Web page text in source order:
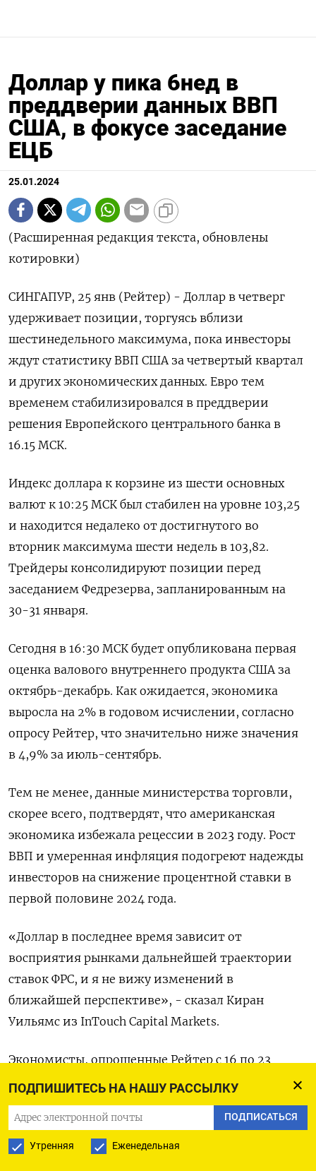
ПОДПИШИТЕСЬ НА НАШУ РАССЫЛКУ
ПОДПИСАТЬСЯ
Утренняя Еженедельная
Доллар у пика 6нед в
преддверии данных ВВП
США, в фокусе заседание
ЕЦБ
25.01.2024
(Расширенная редакция текста, обновлены
котировки)
СИНГАПУР, 25 янв (Рейтер) - Доллар в четверг
удерживает позиции, торгуясь вблизи
шестинедельного максимума, пока инвесторы
ждут статистику ВВП США за четвертый квартал
и других экономических данных. Евро тем
временем стабилизировался в преддверии
решения Европейского центрального банка в
16.15 МСК.
Индекс доллара к корзине из шести основных
валют к 10:25 МСК был стабилен на уровне 103,25​
и находится недалеко от достигнутого во
вторник максимума шести недель в 103,82.
Трейдеры консолидируют позиции перед
заседанием Федрезерва, запланированным на
30-31 января.
Сегодня в 16:30 МСК будет опубликована первая
оценка валового внутреннего продукта США за
октябрь-декабрь. Как ожидается, экономика
выросла на 2% в годовом исчислении, согласно
опросу Рейтер, что значительно ниже значения
в 4,9% за июль-сентябрь.
Тем не менее, данные министерства торговли,
скорее всего, подтвердят, что американская
экономика избежала рецессии в 2023 году. Рост
ВВП и умеренная инфляция подогреют надежды
инвесторов на снижение процентной ставки в
первой половине 2024 года.
«Доллар в последнее время зависит от
восприятия рынками дальнейшей траектории
ставок ФРС, и я не вижу изменений в
ближайшей перспективе», - сказал Киран
Уильямс из InTouch Capital Markets.
Экономисты, опрошенные Рейтер с 16 по 23
января, прогнозируют, что Федеральный
следующей неделе сохранит ключевую ставку в
диапазоне 5,25%-5,50%.